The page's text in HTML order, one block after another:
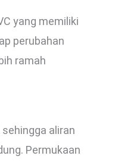
yang memiliki
perubahan
ramah
aliran
Permukaan